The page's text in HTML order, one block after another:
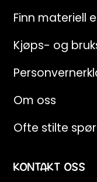
Finn materiell
Kjøps- og
Om oss
Ofte stilte
KONTAKT OSS